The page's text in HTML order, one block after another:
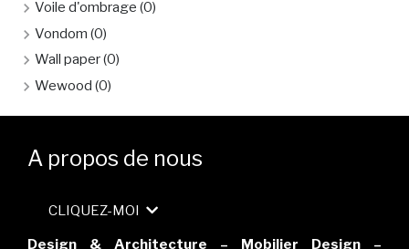
Voile d'ombrage (0)
Vondom (0)
Wall paper(0)
Wewood (0)
A propos de nous
CLIQUEZ-MOI
Design & Architecture – Mobilier Design –